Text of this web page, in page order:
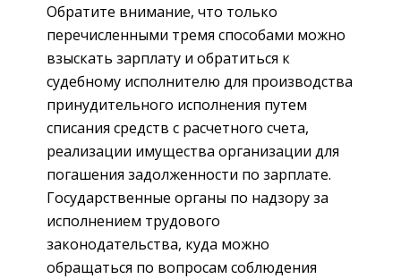
Обратите внимание, что только
перечисленными тремя способами можно
взыскать зарплату и обратиться к
судебному исполнителю для производства
принудительного исполнения путем
списания средств с расчетного счета,
реализации имущества организации для
погашения задолженности по зарплате.
Государственные органы по надзору за
исполнением трудового
законодательства, куда можно
обращаться по вопросам соблюдения